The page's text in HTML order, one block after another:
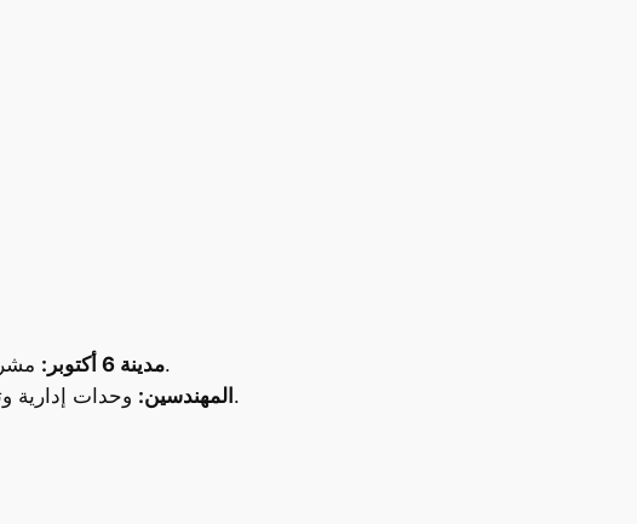
مدينة 6 أكتوبر:مشروعات تستهدف الفئة الباحثة عن التوسع العمراني الحديث والبعد عن الزحمة، مع خدمات متكاملة.
المهندسين:وحدات إدارية وتجارية في واحدة من أكثر المناطق حيوية بالقاهرة، تخدم أصحاب الأعمال الباحثين عن موقع مميز.